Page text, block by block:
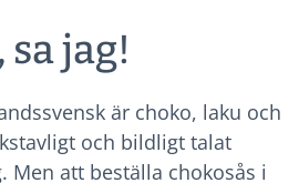
sa jag!
är choko, laku och
och bildligt talat
Men att beställa chokosås i